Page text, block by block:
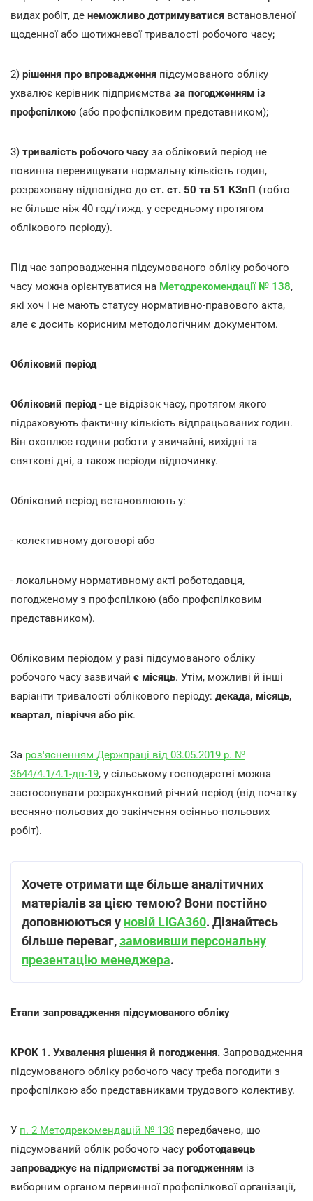
видах робіт, де неможливо дотримуватися встановленої
щоденної або щотижневої тривалості робочого часу;
2) рішення про впровадження підсумованого обліку
ухвалює керівник підприємства за погодженням із
профспілкою (або профспілковим представником);
3) тривалість робочого часу за обліковий період не
повинна перевищувати нормальну кількість годин,
розраховану відповідно до ст. ст. 50 та 51 КЗпП (тобто
не більше ніж 40 год/тижд. у середньому протягом
облікового періоду).
Під час запровадження підсумованого обліку робочого
часу можна орієнтуватися на Методрекомендації № 138,
які хоч і не мають статусу нормативно-правового акта,
але є досить корисним методологічним документом.
Обліковий період
Обліковий період- це відрізок часу, протягом якого
підраховують фактичну кількість відпрацьованих годин.
Він охоплює години роботи у звичайні, вихідні та
святкові дні, а також періоди відпочинку.
Обліковий період встановлюють у:
- колективному договорі або
- локальному нормативному акті роботодавця,
погодженому з профспілкою (або профспілковим
представником).
Обліковим періодом у разі підсумованого обліку
робочого часу зазвичай є місяць. Утім, можливі й інші
варіанти тривалості облікового періоду: декада, місяць,
квартал, півріччя або рік.
За роз'ясненням Держпраці від 03.05.2019 р. №
3644/4.1/4.1-дп-19, у сільському господарстві можна
застосовувати розрахунковий річний період (від початку
весняно-польових до закінчення осінньо-польових
робіт).
Хочете отримати ще більше аналітичних
матеріалів за цією темою? Вони постійно
доповнюються у новій LIGA360. Дізнайтесь
більше переваг,замовивши персональну
презентацію менеджера.
Етапи запровадження підсумованого обліку
КРОК 1. Ухвалення рішення й погодження. Запровадження
підсумованого обліку робочого часу треба погодити з
профспілкою або представниками трудового колективу.
У п. 2 Методрекомендацій № 138 передбачено, що
підсумований облік робочого часу роботодавець
запроваджує на підприємстві за погодженням із
виборним органом первинної профспілкової організації,